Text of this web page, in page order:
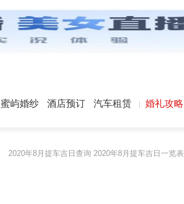
蜜屿婚纱 酒店预订 汽车租赁 婚礼攻略
2020年8月提车吉日查询 2020年8月提车吉日一览表